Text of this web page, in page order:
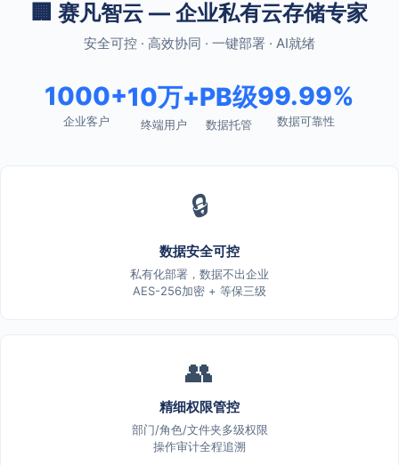
🏢 赛凡智云 — 企业私有云存储专家
安全可控 · 高效协同 · 一键部署 · AI就绪
1000+
企业客户
10万+
终端用户
PB级
数据托管
99.99%
数据可靠性
🔒
数据安全可控
私有化部署，数据不出企业
AES-256加密 + 等保三级
👥
精细权限管控
部门/角色/文件夹多级权限
操作审计全程追溯